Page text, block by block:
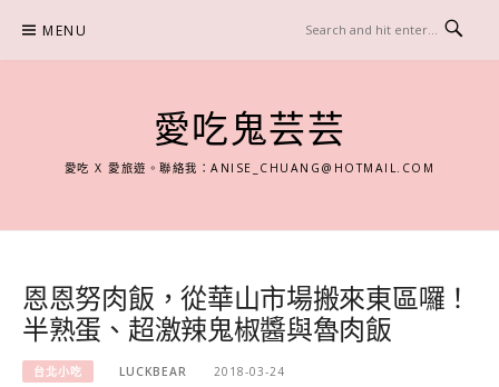
content
MENU
愛吃鬼芸芸
愛吃 X 愛旅遊。聯絡我：ANISE_CHUANG@HOTMAIL.COM
恩恩努肉飯，從華山市場搬來東區囉！
半熟蛋、超激辣鬼椒醬與魯肉飯
台北小吃 LUCKBEAR 2018-03-24